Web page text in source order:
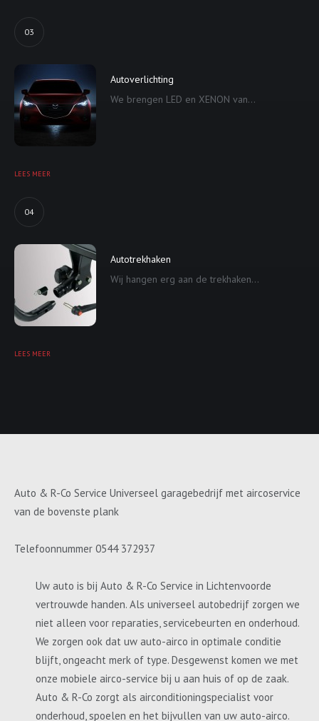
03
Autoverlichting
We brengen LED en XENON van...
LEES MEER
04
Autotrekhaken
Wij hangen erg aan de trekhaken...
LEES MEER
Auto & R-Co Service Universeel garagebedrijf met aircoservice
van de bovenste plank
Telefoonnummer 0544 372937
Uw auto is bij Auto & R-Co Service in Lichtenvoorde
vertrouwde handen. Als universeel autobedrijf zorgen we
niet alleen voor reparaties, servicebeurten en onderhoud.
We zorgen ook dat uw auto-airco in optimale conditie
blijft, ongeacht merk of type. Desgewenst komen we met
onze mobiele airco-service bij u aan huis of op de zaak.
Auto & R-Co zorgt als airconditioningspecialist voor
onderhoud, spoelen en het bijvullen van uw auto-airco.